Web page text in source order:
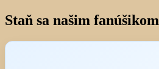
Staň sa našim fanúšikom